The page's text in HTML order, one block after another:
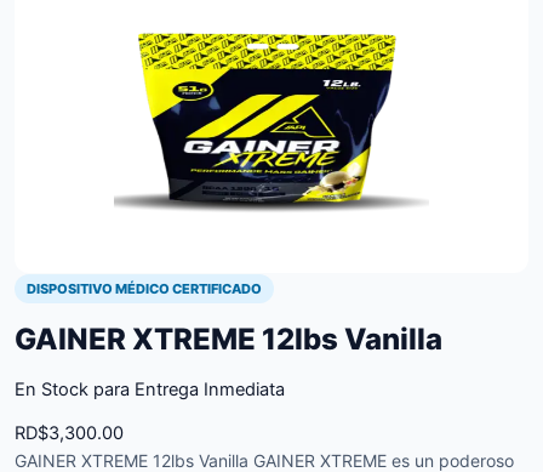
DISPOSITIVO MÉDICO CERTIFICADO
GAINER XTREME 12lbs Vanilla
En Stock para Entrega Inmediata
RD$3,300.00
GAINER XTREME 12lbs Vanilla GAINER XTREME es un poderoso